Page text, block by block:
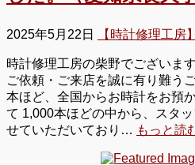
2025年5月22日 【時計修理工房
時計修理工房の柴野でございま
ご依頼・ご来店を誠に有り難う
本ほど、全国からお時計をお預
て 1,000本ほどの中から、スタ
せていただいており… もっと読